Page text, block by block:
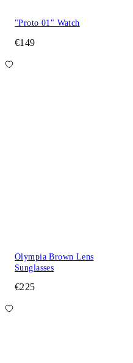
"Proto 01" Watch
€149
Olympia Brown Lens
Sunglasses
€225